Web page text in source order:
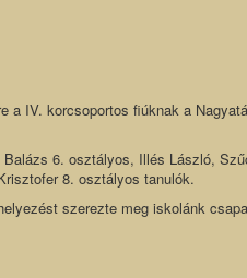
a IV. korcsoportos fiúknak a
6. osztályos, Illés László,
8. osztályos tanulók.
szerezte meg iskolánk